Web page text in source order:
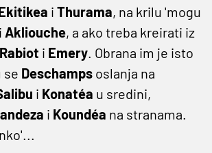
i Thurama, na krilu 'mogu
i Akliouche, a ako treba kreirati iz
Rabiot i Emery. Obrana im je isto
se Deschamps oslanja na
i Konatéa u sredini,
i Koundéa na stranama.